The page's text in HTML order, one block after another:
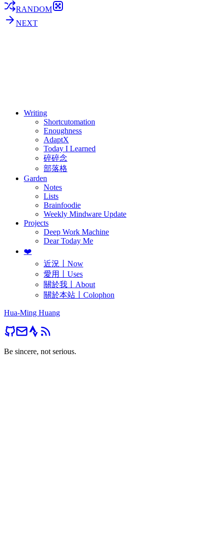
RANDOM
NEXT
Writing
Shortcutomation
Enoughness
AdaptX
Today I Learned
碎碎念
部落格
Garden
Notes
Lists
Brainfoodie
Weekly Mindware Update
Projects
Deep Work Machine
Dear Today Me
❤️
近況〡Now
愛用〡Uses
關於我〡About
關於本站〡Colophon
Hua-Ming Huang
Be sincere, not serious.